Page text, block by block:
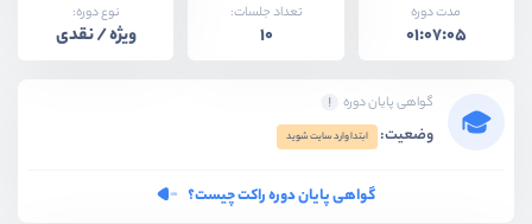
مدت دوره
01:07:05
تعداد جلسات:
10
نوع دوره:
ویژه / نقدی
گواهی پایان دوره
وضعیت: ابتدا وارد سایت شوید
گواهی پایان دوره راکت چیست؟